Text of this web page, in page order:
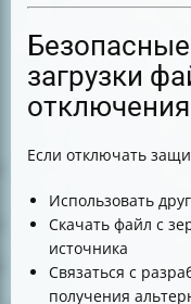
загрузки
Если отключать
Использовать
Скачать файл с
источника
Связаться с
получения